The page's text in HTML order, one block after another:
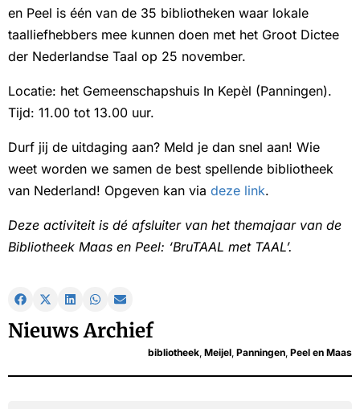
en Peel is één van de 35 bibliotheken waar lokale
taalliefhebbers mee kunnen doen met het Groot Dictee
der Nederlandse Taal op 25 november.
Locatie: het Gemeenschapshuis In Kepèl (Panningen).
Tijd: 11.00 tot 13.00 uur.
Durf jij de uitdaging aan? Meld je dan snel aan! Wie
weet worden we samen de best spellende bibliotheek
van Nederland! Opgeven kan via deze link.
Deze activiteit is dé afsluiter van het themajaar van de
Bibliotheek Maas en Peel: ‘BruTAAL met TAAL’.
Nieuws Archief
bibliotheek Meijel Panningen Peel en Maas